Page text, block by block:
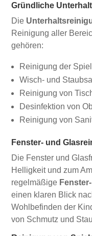
Gründliche
Die
Reinigung aller
gehören:
Reinigung der
Wisch- und
Reinigung von
Desinfektion von
Reinigung von
Fenster- und
Die Fenster und
Helligkeit und zum
regelmäßige
einen klaren Blick
Wohlbefinden der
von Schmutz und